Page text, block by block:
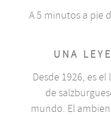
A 5 minutos a pie
UNA
Desde 1926, es
de
mundo. El